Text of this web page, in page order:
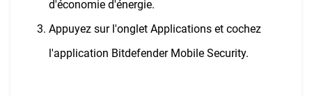
d'économie d'énergie.
Appuyez sur l'onglet Applications et cochez
l'application Bitdefender Mobile Security.